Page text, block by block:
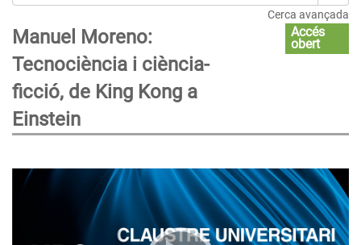
Cerca avançada
Manuel Moreno:
Tecnociència i ciència-
ficció, de King Kong a
Einstein
Accés
obert